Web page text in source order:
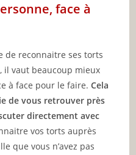
face à
de reconnaitre ses torts
il vaut beaucoup mieux
à face pour le faire.Cela
de vous retrouver près
directement avec
vos torts auprès
que vous n’avez pas